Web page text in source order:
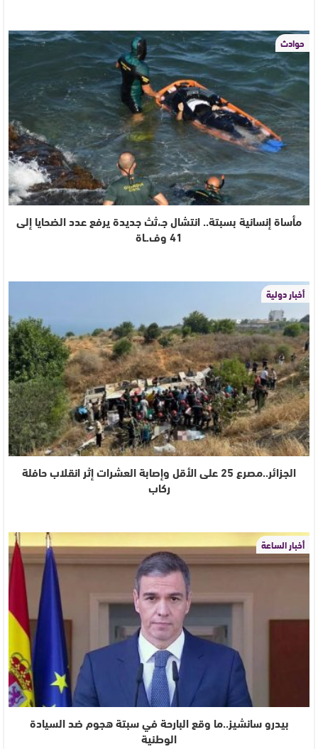
حوادث
مأساة إنسانية بسبتة.. انتشال جـ،ثث جديدة يرفع عدد الضحايا إلى
41 وف.ـاة
أخبار دولية
الجزائر..مصرع 25 على الأقل وإصابة العشرات إثر انقلاب حافلة
ركاب
أخبار الساعة
بيدرو سانشيز..ما وقع البارحة في سبتة هجوم ضد السيادة
الوطنية